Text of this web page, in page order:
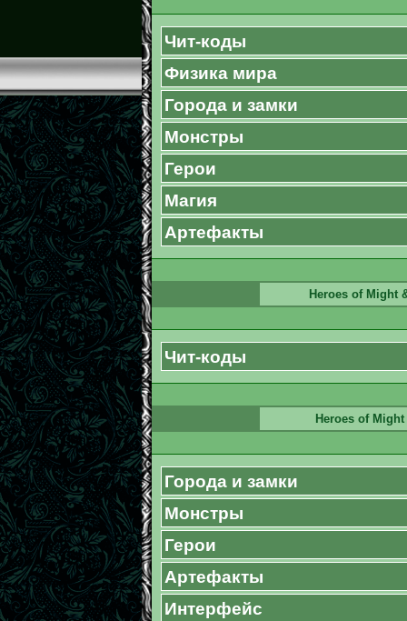
Чит-коды
Физика мира
Города и замки
Монстры
Герои
Магия
Артефакты
Heroes of Might
Чит-коды
Heroes of
Города и замки
Монстры
Герои
Артефакты
Интерфейс